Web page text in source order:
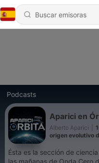
Podcasts
Aparici en
Alberto Aparici
origen evolutivo
Ésta es la sección de
las mañanas de Onda Cero